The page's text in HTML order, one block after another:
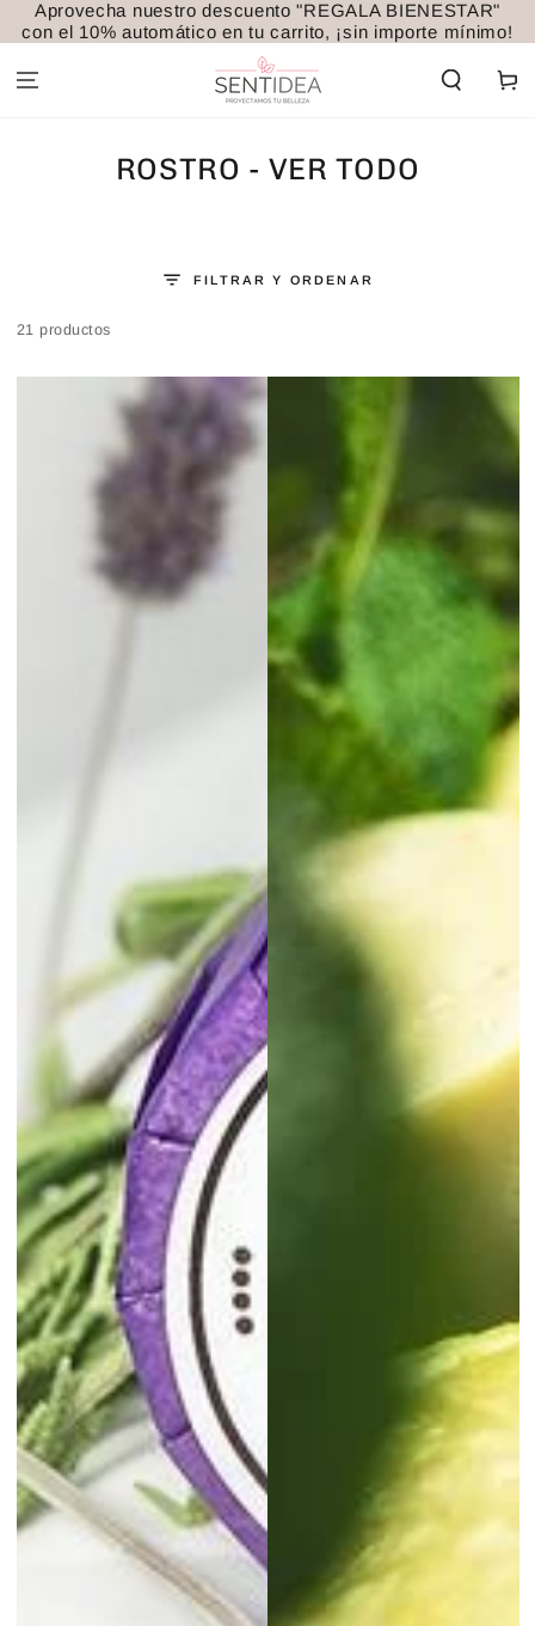
IR AL
CONTENIDO
Aprovecha nuestro descuento "REGALA BIENESTAR"
con el 10% automático en tu carrito, ¡sin importe mínimo!
Carrito
COLECCIÓN:
ROSTRO - VER TODO
FILTRAR Y ORDENAR
21 productos